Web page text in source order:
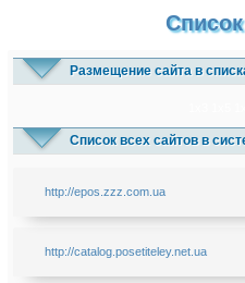
Размещение сайта в
Список всех сайтов в
http://epos.zzz.com.ua
http://catalog.posetiteley.net.ua